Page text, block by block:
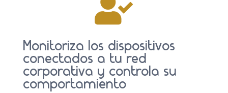

Monitoriza los dispositivos
conectados a tu red
corporativa y controla su
comportamiento